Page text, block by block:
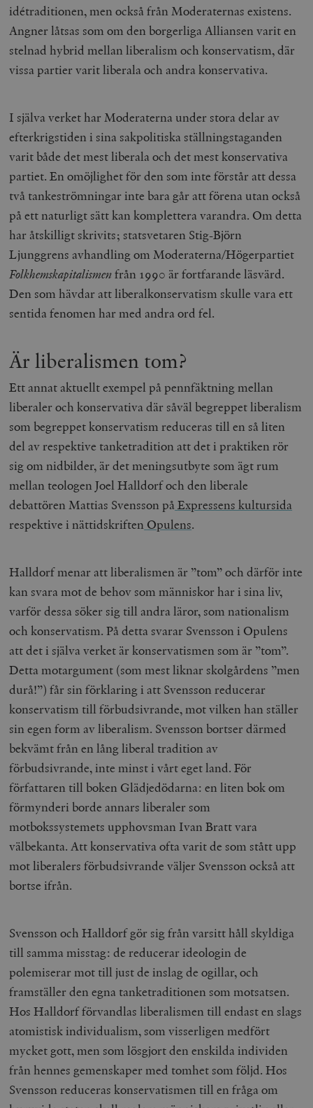
idétraditionen, men också från Moderaternas existens.
Angner låtsas som om den borgerliga Alliansen varit en
stelnad hybrid mellan liberalism och konservatism, där
vissa partier varit liberala och andra konservativa.
I själva verket har Moderaterna under stora delar av
efterkrigstiden i sina sakpolitiska ställningstaganden
varit både det mest liberala och det mest konservativa
partiet. En omöjlighet för den som inte förstår att dessa
två tankeströmningar inte bara går att förena utan också
på ett naturligt sätt kan komplettera varandra. Om detta
har åtskilligt skrivits; statsvetaren Stig-Björn
Ljunggrens avhandling om Moderaterna/Högerpartiet
Folkhemskapitalismenfrån 1990 är fortfarande läsvärd.
Den som hävdar att liberalkonservatism skulle vara ett
sentida fenomen har med andra ord fel.
Är liberalismen tom?
Ett annat aktuellt exempel på pennfäktning mellan
liberaler och konservativa där såväl begreppet liberalism
som begreppet konservatism reduceras till en så liten
del av respektive tanketradition att det i praktiken rör
sig om nidbilder, är det meningsutbyte som ägt rum
mellan teologen Joel Halldorf och den liberale
debattören Mattias Svensson på Expressens kultursida
respektive i nättidskriften Opulens.
Halldorf menar att liberalismen är ”tom” och därför inte
kan svara mot de behov som människor har i sina liv,
varför dessa söker sig till andra läror, som nationalism
och konservatism. På detta svarar Svensson i Opulens
att det i själva verket är konservatismen som är ”tom”.
Detta motargument (som mest liknar skolgårdens ”men
durå!”) får sin förklaring i att Svensson reducerar
konservatism till förbudsivrande, mot vilken han ställer
sin egen form av liberalism. Svensson bortser därmed
bekvämt från en lång liberal tradition av
förbudsivrande, inte minst i vårt eget land. För
författaren till boken Glädjedödarna: en liten bok om
förmynderi borde annars liberaler som
motbokssystemets upphovsman Ivan Bratt vara
välbekanta. Att konservativa ofta varit de som stått upp
mot liberalers förbudsivrande väljer Svensson också att
bortse ifrån.
Svensson och Halldorf gör sig från varsitt håll skyldiga
till samma misstag: de reducerar ideologin de
polemiserar mot till just de inslag de ogillar, och
framställer den egna tanketraditionen som motsatsen.
Hos Halldorf förvandlas liberalismen till endast en slags
atomistisk individualism, som visserligen medfört
mycket gott, men som lösgjort den enskilda individen
från hennes gemenskaper med tomhet som följd. Hos
Svensson reduceras konservatismen till en fråga om